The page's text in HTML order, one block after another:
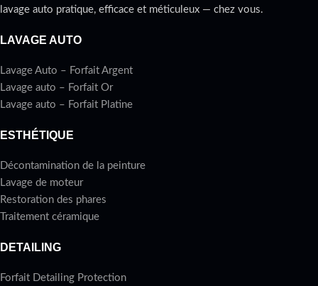
lavage auto pratique, efficace et méticuleux — chez vous.
LAVAGE AUTO
Lavage Auto – Forfait Argent
Lavage auto – Forfait Or
Lavage auto – Forfait Platine
ESTHÉTIQUE
Décontamination de la peinture
Lavage de moteur
Restoration des phares
Traitement céramique
DETAILING
Forfait Detailing Protection